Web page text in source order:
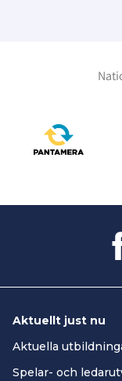
Aktuellt just nu
Aktuella
Spelar- och